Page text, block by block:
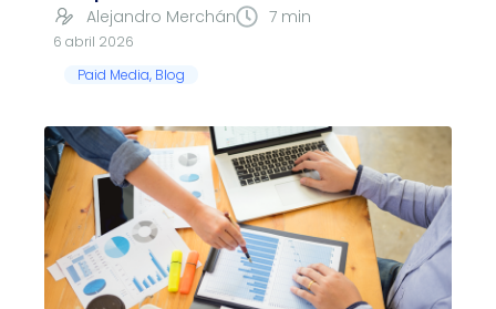
Alejandro Merchán 7 min
6 abril 2026
Paid Media, Blog